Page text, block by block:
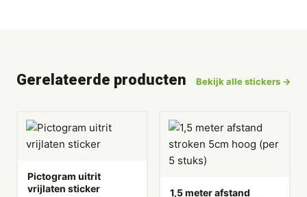
Gerelateerde producten Bekijk alle stickers →
Pictogram uitrit
vrijlaten sticker
1,5 meter afstand